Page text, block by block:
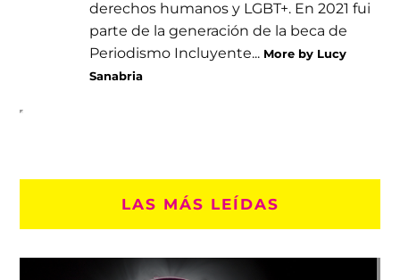
derechos humanos y LGBT+. En 2021 fui
parte de la generación de la beca de
Periodismo Incluyente... More by Lucy
Sanabria
LAS MÁS LEÍDAS